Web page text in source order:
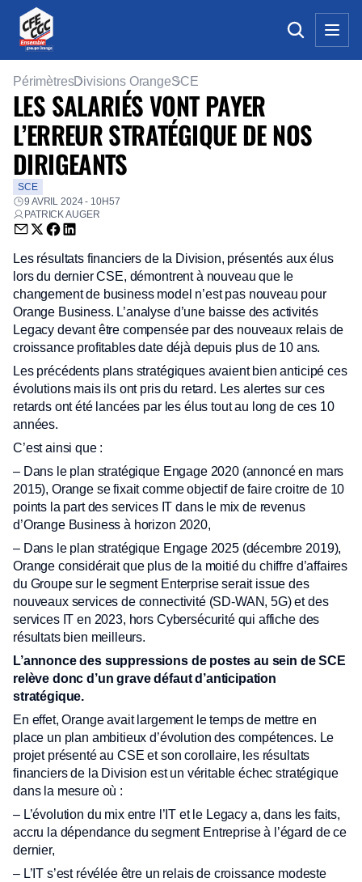
PérimètresDivisions OrangeSCE
LES SALARIÉS VONT PAYER
L’ERREUR STRATÉGIQUE DE NOS
DIRIGEANTS
SCE
9 AVRIL 2024 - 10H57
PATRICK AUGER
Envoyer par email (nouvelle fenêtre)
Partager sur Twitter (nouvelle fenêtre)
Partager sur Facebook (nouvelle fenêtre)
Partager sur LinkedIn (nouvelle fenêtre)
Les résultats financiers de la Division, présentés aux élus
lors du dernier CSE, démontrent à nouveau que le
changement de business model n’est pas nouveau pour
Orange Business. L’analyse d’une baisse des activités
Legacy devant être compensée par des nouveaux relais de
croissance profitables date déjà depuis plus de 10 ans.
Les précédents plans stratégiques avaient bien anticipé ces
évolutions mais ils ont pris du retard. Les alertes sur ces
retards ont été lancées par les élus tout au long de ces 10
années.
C’est ainsi que :
– Dans le plan stratégique Engage 2020 (annoncé en mars
2015), Orange se fixait comme objectif de faire croitre de 10
points la part des services IT dans le mix de revenus
d’Orange Business à horizon 2020,
– Dans le plan stratégique Engage 2025 (décembre 2019),
Orange considérait que plus de la moitié du chiffre d’affaires
du Groupe sur le segment Enterprise serait issue des
nouveaux services de connectivité (SD-WAN, 5G) et des
services IT en 2023, hors Cybersécurité qui affiche des
résultats bien meilleurs.
L’annonce des suppressions de postes au sein de SCE
relève donc d’un grave défaut d’anticipation
stratégique.
En effet, Orange avait largement le temps de mettre en
place un plan ambitieux d’évolution des compétences. Le
projet présenté au CSE et son corollaire, les résultats
financiers de la Division est un véritable échec stratégique
dans la mesure où :
– L’évolution du mix entre l’IT et le Legacy a, dans les faits,
accru la dépendance du segment Entreprise à l’égard de ce
dernier,
– L’IT s’est révélée être un relais de croissance modeste